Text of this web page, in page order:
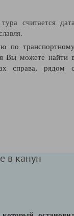
считается
по
Вы можете найти
справа, рядом
в канун